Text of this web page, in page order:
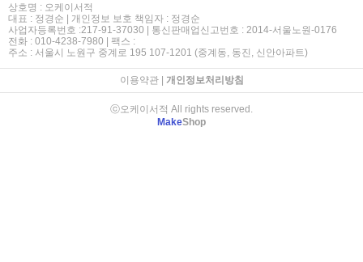
상호명 : 오케이서적
대표 : 정경순 | 개인정보 보호 책임자 : 정경순
사업자등록번호 :217-91-37030 | 통신판매업신고번호 : 2014-서울노원-0176
전화 : 010-4238-7980 | 팩스 :
주소 : 서울시 노원구 중계로 195 107-1201 (중계동, 동진, 신안아파트)
이용약관| 개인정보처리방침
ⓒ오케이서적 All rights reserved.
MakeShop